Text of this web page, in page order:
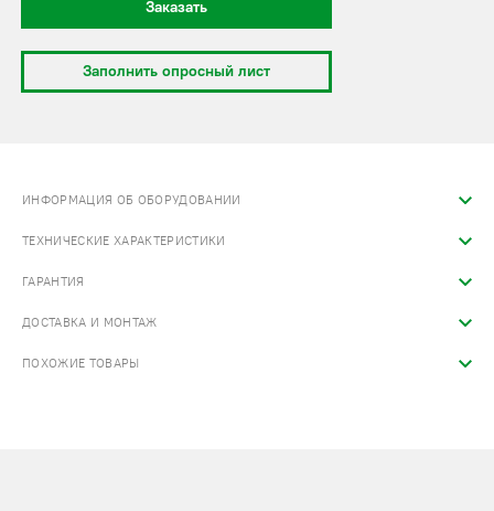
Заказать
Заполнить опросный лист
ИНФОРМАЦИЯ ОБ ОБОРУДОВАНИИ
ТЕХНИЧЕСКИЕ ХАРАКТЕРИСТИКИ
ГАРАНТИЯ
ДОСТАВКА И МОНТАЖ
ПОХОЖИЕ ТОВАРЫ